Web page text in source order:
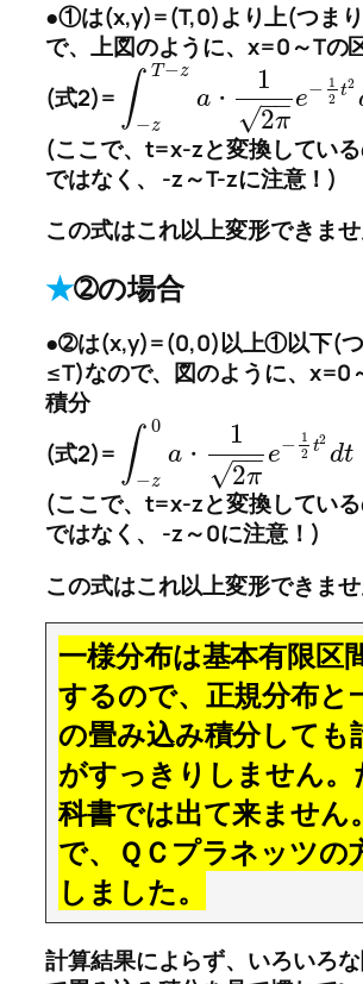
●①は(x,y)=(T,0)より上(つま
で、上図のように、x=0～Tの
(式2)= ∫ T−z
−z
a・
1
2π
−−
√
e− 1
2 t2
(ここで、t=x-zと変換してい
ではなく、 -z～T-zに注意！)
この式はこれ以上変形できませ
★➁の場合
●➁は(x,y)=(0,0)以上①以下(
≤T)なので、図のように、x=0
積分
(式2)= ∫ 0
−z
a・
1
2π
−−
√
e− 1
2 t2
dt
(ここで、t=x-zと変換してい
ではなく、 -z～0に注意！)
この式はこれ以上変形できませ
一様分布は基本有限区
するので、正規分布と
の畳み込み積分しても
がすっきりしません。
科書では出て来ません
で、ＱＣプラネッツの
しました。
計算結果によらず、いろいろ